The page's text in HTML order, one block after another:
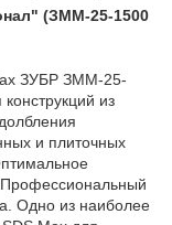
(ЗММ-25-1500
ЗУБР ЗММ-25-
из
и плиточных
Одно из наиболее